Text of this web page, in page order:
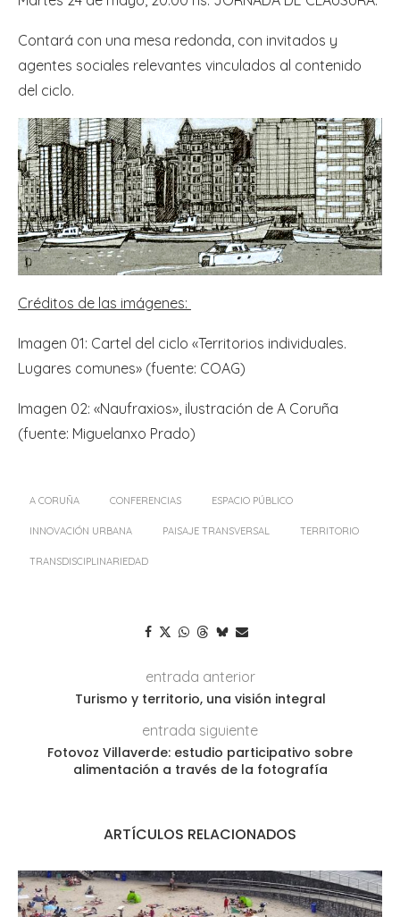
Contará con una mesa redonda, con invitados y
agentes sociales relevantes vinculados al contenido
del ciclo.
Créditos de las imágenes:
Imagen 01: Cartel del ciclo «Territorios individuales.
Lugares comunes» (fuente: COAG)
Imagen 02: «Naufraxios», ilustración de A Coruña
(fuente: Miguelanxo Prado)
A CORUÑA CONFERENCIAS ESPACIO PÚBLICO
INNOVACIÓN URBANA PAISAJE TRANSVERSAL TERRITORIO
TRANSDISCIPLINARIEDAD
entrada anterior
Turismo y territorio, una visión integral
entrada siguiente
Fotovoz Villaverde: estudio participativo sobre
alimentación a través de la fotografía
ARTÍCULOS RELACIONADOS